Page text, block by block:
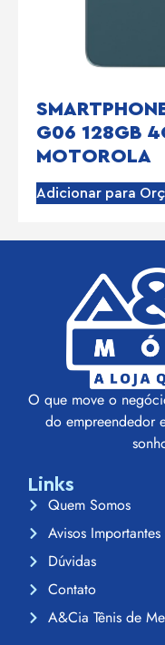
G06 128GB
MOTOROLA
Adicionar para
O que move o
do empreendedor
Links
Quem Somos
Avisos Importantes
Dúvidas
Contato
A&Cia Tênis de